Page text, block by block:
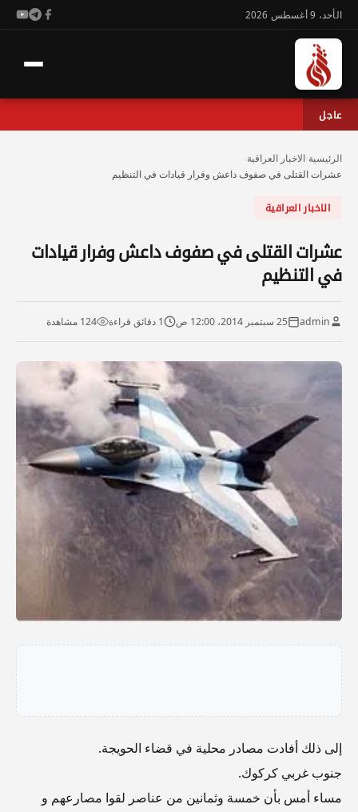
الأحد، 9 أغسطس 2026
عاجل
الرئيسية الاخبار العراقية
عشرات القتلى في صفوف داعش وفرار قيادات في التنظيم
الاخبار العراقية
عشرات القتلى في صفوف داعش وفرار قيادات
في التنظيم
admin 25 سبتمبر 2014، 12:00 ص 1 دقائق قراءة 124 مشاهدة
إلى ذلك أفادت مصادر محلية في قضاء الحويجة.
جنوب غربي كركوك.
مساء أمس بأن خمسة وثمانين من عناصر لقوا مصارعهم و